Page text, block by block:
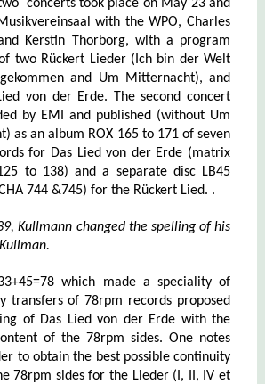
concerts took place on May 23 and
with the WPO, Charles
Kerstin Thorborg, with a program
two Rückert Lieder (Ich bin der Welt
and Um Mitternacht), and
von der Erde. The second concert
by EMI and published (without Um
as an album ROX 165 to 171 of seven
for Das Lied von der Erde (matrix
to 138) and a separate disc LB45
744 &745) for the Rückert Lied. .
Kullmann changed the spelling of his
which made a speciality of
transfers of 78rpm records proposed
of Das Lied von der Erde with the
of the 78rpm sides. One notes
to obtain the best possible continuity
78rpm sides for the Lieder (I, II, IV et